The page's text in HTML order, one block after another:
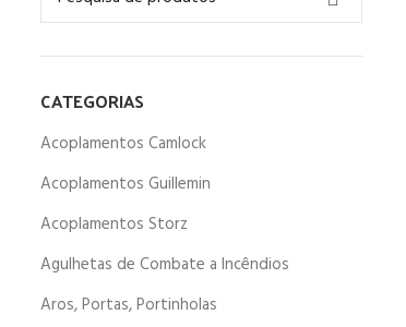
CATEGORIAS
Acoplamentos Camlock
Acoplamentos Guillemin
Acoplamentos Storz
Agulhetas de Combate a Incêndios
Aros, Portas, Portinholas